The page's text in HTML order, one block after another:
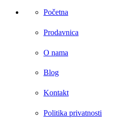
Početna
Prodavnica
O nama
Blog
Kontakt
Politika privatnosti